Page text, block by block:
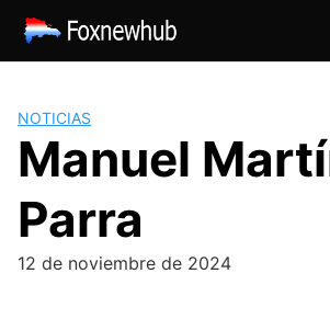
Saltar
contenido
NOTICIAS
Manuel
Parra
12 de noviembre de 2024